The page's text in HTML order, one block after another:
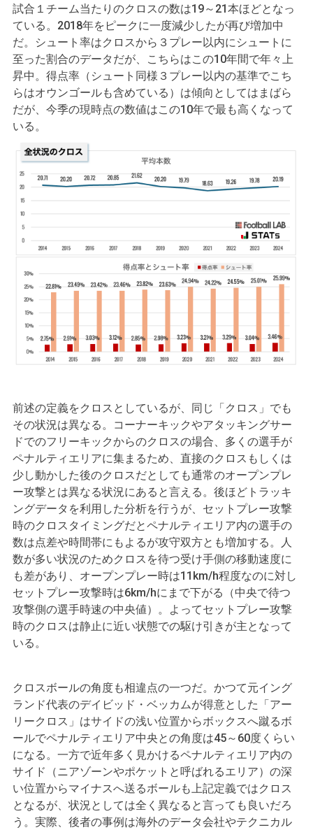
試合１チーム当たりのクロスの数は19～21本ほどとなっ
ている。2018年をピークに一度減少したが再び増加中
だ。シュート率はクロスから３プレー以内にシュートに
至った割合のデータだが、こちらはこの10年間で年々上
昇中。得点率（シュート同様３プレー以内の基準でこち
らはオウンゴールも含めている）は傾向としてはまばら
だが、今季の現時点の数値はこの10年で最も高くなって
いる。
前述の定義をクロスとしているが、同じ「クロス」でも
その状況は異なる。コーナーキックやアタッキングサー
ドでのフリーキックからのクロスの場合、多くの選手が
ペナルティエリアに集まるため、直接のクロスもしくは
少し動かした後のクロスだとしても通常のオープンプレ
ー攻撃とは異なる状況にあると言える。後ほどトラッキ
ングデータを利用した分析を行うが、セットプレー攻撃
時のクロスタイミングだとペナルティエリア内の選手の
数は点差や時間帯にもよるが攻守双方とも増加する。人
数が多い状況のためクロスを待つ受け手側の移動速度に
も差があり、オープンプレー時は11km/h程度なのに対し
セットプレー攻撃時は6km/hにまで下がる（中央で待つ
攻撃側の選手時速の中央値）。よってセットプレー攻撃
時のクロスは静止に近い状態での駆け引きが主となって
いる。
クロスボールの角度も相違点の一つだ。かつて元イング
ランド代表のデイビッド・ベッカムが得意とした「アー
リークロス」はサイドの浅い位置からボックスへ蹴るボ
ールでペナルティエリア中央との角度は45～60度くらい
になる。一方で近年多く見かけるペナルティエリア内の
サイド（ニアゾーンやポケットと呼ばれるエリア）の深
い位置からマイナスへ送るボールも上記定義ではクロス
となるが、状況としては全く異なると言っても良いだろ
う。実際、後者の事例は海外のデータ会社やテクニカル